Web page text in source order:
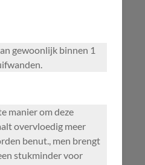
gewoonlijk binnen 1
manier om deze
overvloedig meer
benut., men brengt
stukminder voor